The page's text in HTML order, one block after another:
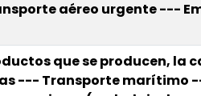
aéreo urgente ---
que se producen, la
--- Transporte marítimo